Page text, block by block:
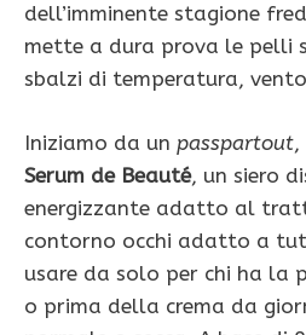
dell’imminente stagione
mette a dura prova le pelli
sbalzi di temperatura,
Iniziamo da un passpartout
Serum de Beauté, un siero
energizzante adatto al
contorno occhi adatto a
usare da solo per chi ha la
o prima della crema da